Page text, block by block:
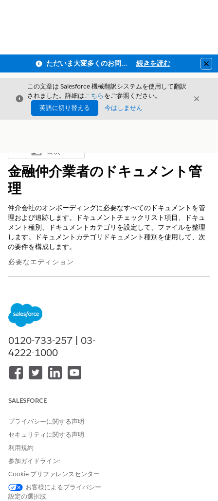
ただいま大変多くのお問い合わせをいただいており、ご連絡までにお時間を頂戴しております 続きを読む
閉じる
この文章は Salesforce 機械翻訳システムを使用して翻訳
されました。詳細はこちら をご参照ください。
英語に切り替える
今はしません
閉じる
目次を表示
目次
金融仲介業者のドキュメント管
理
仲介会社のオンボーディングに必要なすべてのドキュメントを管
理および追跡します。ドキュメントチェックリスト項目、ドキュ
メント種別、ドキュメントカテゴリを設定して、ファイルを整理
します。ドキュメントカテゴリドキュメント種別を使用して、次
の要件を構成します。
必要なエディション
金融仲介業者のドキュメントチェックリスト項目の設定
[ドキュメントチェックリスト項目] の仲介会社ドキュメントを
申込者、申込フォーム、関係者プロファイルのデータとその関
連レコードと照合します。
会社と会社の従業員のドキュメント要件を定義して、仲介ネッ
トワークの検証フレームワークを確立します。ドキュメント種
表などのログイン情報を追跡および検証し、規制へのコンプラ
金融仲介業者のドキュメント種別とドキュメントカテゴリ間の
リレーションを確立します。特定のドキュメント種別をそれぞ
れのドキュメントカテゴリに関連付けます。
金融仲介業者に必要なドキュメントカテゴリとドキュメント種
別
コンプライアンスレコードを収集して分類するフレームワーク
0120-733-257 | 03-
4222-1000
SALESFORCE
プライバシーに関する声明
セキュリティに関する声明
利用規約
参加ガイドライン:
Cookie プリファレンスセンター
お客様によるプライバシー
設定の選択肢